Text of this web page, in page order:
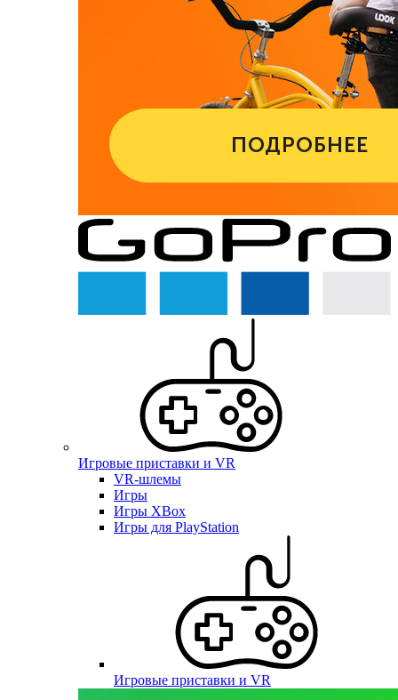
Игровые приставки и VR
VR-шлемы
Игры
Игры XBox
Игры для PlayStation
Игровые приставки и VR